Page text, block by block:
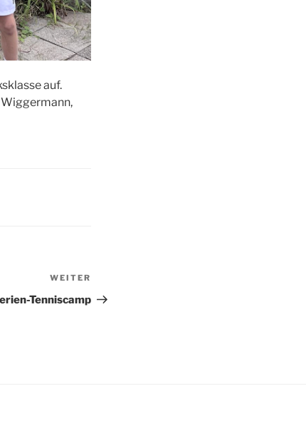
auf.
Wig­ger­mann,
Beitrag
WEITER
Tenniscamp